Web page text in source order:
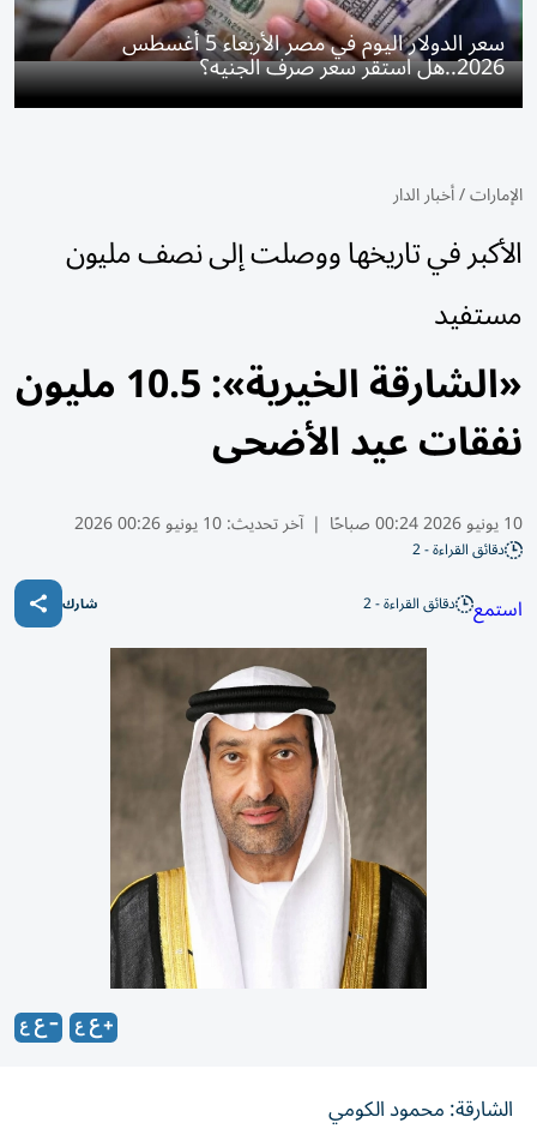
سعر الدولار اليوم في مصر الأربعاء 5 أغسطس
2026..هل استقر سعر صرف الجنيه؟
الإمارات/أخبار الدار
الأكبر في تاريخها ووصلت إلى نصف مليون
مستفيد
«الشارقة الخيرية»: 10.5 مليون
نفقات عيد الأضحى
10 يونيو 2026 00:24 صباحًا | آخر تحديث:10 يونيو 00:26 2026
دقائق القراءة - 2
استمع دقائق القراءة - 2 شارك
الشارقة: محمود الكومي